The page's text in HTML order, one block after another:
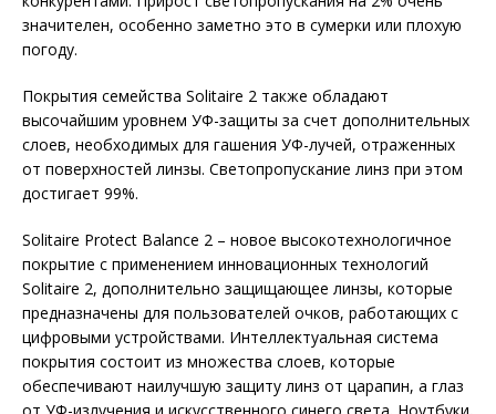
значителен, особенно заметно это в сумерки или плохую
погоду.
Покрытия семейства Solitaire 2 также обладают
высочайшим уровнем УФ-защиты за счет дополнительных
слоев, необходимых для гашения УФ-лучей, отраженных
от поверхностей линзы. Светопропускание линз при этом
достигает 99%.
Solitaire Protect Balance 2 – новое высокотехнологичное
покрытие с применением инновационных технологий
Solitaire 2, дополнительно защищающее линзы, которые
предназначены для пользователей очков, работающих с
цифровыми устройствами. Интеллектуальная система
покрытия состоит из множества слоев, которые
обеспечивают наилучшую защиту линз от царапин, а глаз